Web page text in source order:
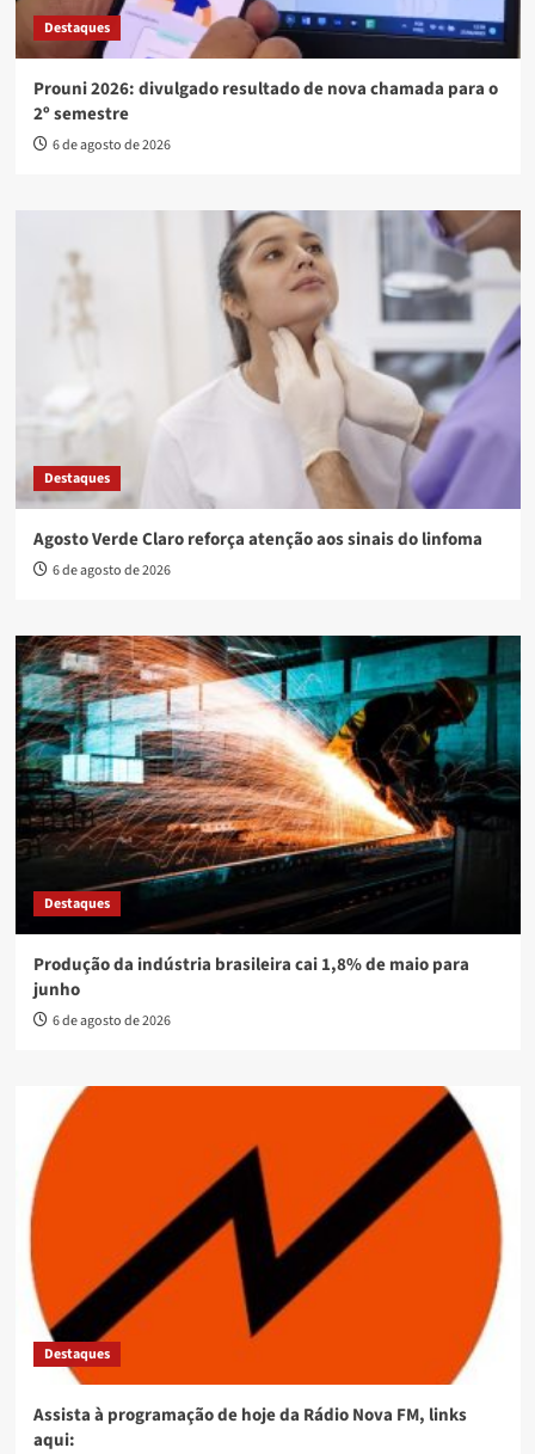
Destaques
Prouni 2026: divulgado resultado de nova chamada para o
2º semestre
6 de agosto de 2026
Destaques
Agosto Verde Claro reforça atenção aos sinais do linfoma
6 de agosto de 2026
Destaques
Produção da indústria brasileira cai 1,8% de maio para
junho
6 de agosto de 2026
Destaques
Assista à programação de hoje da Rádio Nova FM, links
aqui: